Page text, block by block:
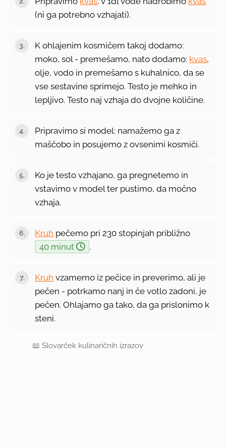
(ni ga potrebno vzhajati).
K ohlajenim kosmičem takoj dodamo:
moko, sol - premešamo, nato dodamo: kvas,
olje, vodo in premešamo s kuhalnico, da se
vse sestavine sprimejo. Testo je mehko in
lepljivo. Testo naj vzhaja do dvojne količine.
Pripravimo si model: namažemo ga z
maščobo in posujemo z ovsenimi kosmiči.
Ko je testo vzhajano, ga pregnetemo in
vstavimo v model ter pustimo, da močno
vzhaja.
Kruh pečemo pri 230 stopinjah približno
40 minut
.
Kruh vzamemo iz pečice in preverimo, ali je
pečen - potrkamo nanj in če votlo zadoni, je
pečen. Ohlajamo ga tako, da ga prislonimo k
steni.
📖Slovarček kulinaričnih izrazov